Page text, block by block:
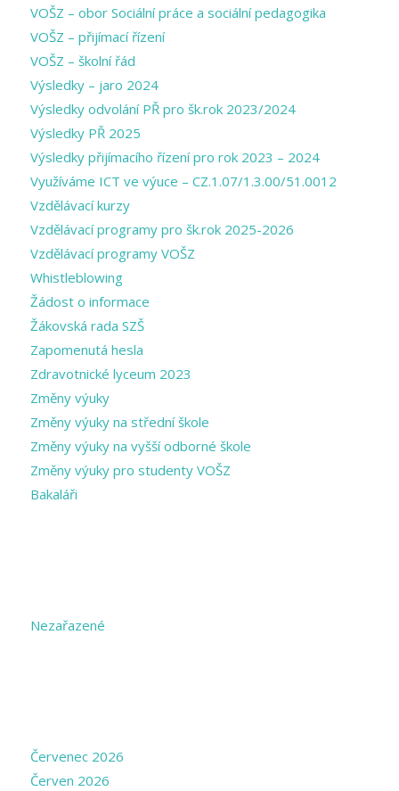
VOŠZ – obor Sociální práce a sociální pedagogika
VOŠZ – přijímací řízení
VOŠZ – školní řád
Výsledky – jaro 2024
Výsledky odvolání PŘ pro šk.rok 2023/2024
Výsledky PŘ 2025
Výsledky přijímacího řízení pro rok 2023 – 2024
Využíváme ICT ve výuce – CZ.1.07/1.3.00/51.0012
Vzdělávací kurzy
Vzdělávací programy pro šk.rok 2025-2026
Vzdělávací programy VOŠZ
Whistleblowing
Žádost o informace
Žákovská rada SZŠ
Zapomenutá hesla
Zdravotnické lyceum 2023
Změny výuky
Změny výuky na střední škole
Změny výuky na vyšší odborné škole
Změny výuky pro studenty VOŠZ
Bakaláři
Nezařazené
Červenec 2026
Červen 2026